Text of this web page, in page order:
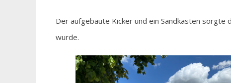
Der aufgebaute Kicker und ein Sandkasten sorgte
wurde.